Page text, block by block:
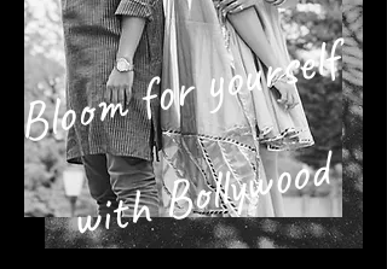
Bloom for yourself
with Bollywood